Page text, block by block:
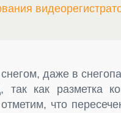
даже в
как разметка
что